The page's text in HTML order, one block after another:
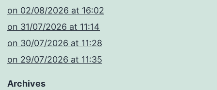
​on 02/08/2026 at 16:02
​on 31/07/2026 at 11:14
​on 30/07/2026 at 11:28
​on 29/07/2026 at 11:35
Archives